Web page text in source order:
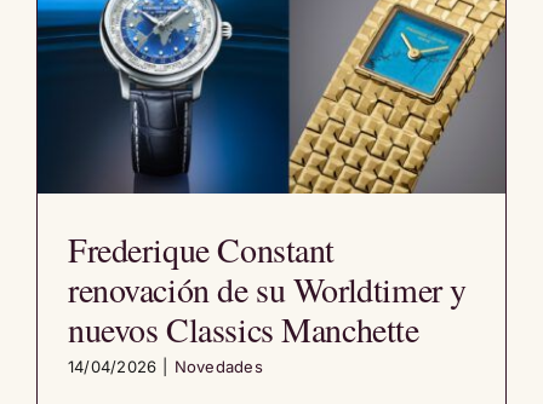
Frederique Constant
renovación de su Worldtimer y
nuevos Classics Manchette
14/04/2026 Novedades